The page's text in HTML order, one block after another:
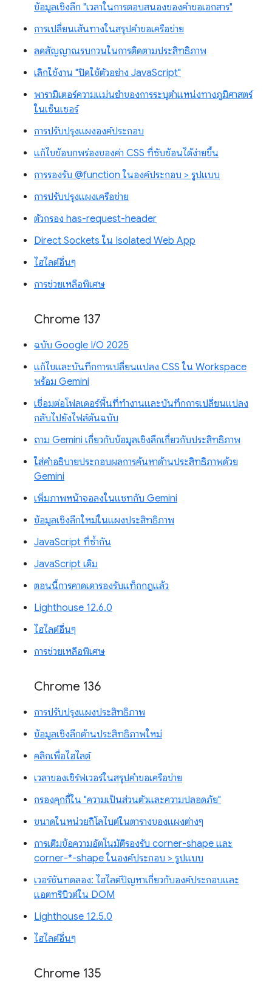
ข้อมูลเชิงลึก "เวลาในการตอบสนองของคำขอเอกสาร"
การเปลี่ยนเส้นทางในสรุปคำขอเครือข่าย
ลดสัญญาณรบกวนในการติดตามประสิทธิภาพ
เลิกใช้งาน "ปิดใช้ตัวอย่าง JavaScript"
พารามิเตอร์ความแม่นยำของการระบุตำแหน่งทางภูมิศาสตร์
ในเซ็นเซอร์
การปรับปรุงแผงองค์ประกอบ
แก้ไขข้อบกพร่องของค่า CSS ที่ซับซ้อนได้ง่ายขึ้น
การรองรับ @function ในองค์ประกอบ > รูปแบบ
การปรับปรุงแผงเครือข่าย
ตัวกรอง has-request-header
Direct Sockets ใน Isolated Web App
ไฮไลต์อื่นๆ
การช่วยเหลือพิเศษ
Chrome 137
ฉบับ Google I/O 2025
แก้ไขและบันทึกการเปลี่ยนแปลง CSS ใน Workspace
พร้อม Gemini
เชื่อมต่อโฟลเดอร์พื้นที่ทำงานและบันทึกการเปลี่ยนแปลง
กลับไปยังไฟล์ต้นฉบับ
ถาม Gemini เกี่ยวกับข้อมูลเชิงลึกเกี่ยวกับประสิทธิภาพ
ใส่คำอธิบายประกอบผลการค้นหาด้านประสิทธิภาพด้วย
Gemini
เพิ่มภาพหน้าจอลงในแชทกับ Gemini
ข้อมูลเชิงลึกใหม่ในแผงประสิทธิภาพ
JavaScript ที่ซ้ำกัน
JavaScript เดิม
ตอนนี้การคาดเดารองรับแท็กกฎแล้ว
Lighthouse 12.6.0
ไฮไลต์อื่นๆ
การช่วยเหลือพิเศษ
Chrome 136
การปรับปรุงแผงประสิทธิภาพ
ข้อมูลเชิงลึกด้านประสิทธิภาพใหม่
คลิกเพื่อไฮไลต์
เวลาของเซิร์ฟเวอร์ในสรุปคำขอเครือข่าย
กรองคุกกี้ใน "ความเป็นส่วนตัวและความปลอดภัย"
ขนาดในหน่วยกิโลไบต์ในตารางของแผงต่างๆ
การเติมข้อความอัตโนมัติรองรับ corner-shape และ
corner-*-shape ในองค์ประกอบ > รูปแบบ
เวอร์ชันทดลอง: ไฮไลต์ปัญหาเกี่ยวกับองค์ประกอบและ
แอตทริบิวต์ใน DOM
Lighthouse 12.5.0
ไฮไลต์อื่นๆ
Chrome 135